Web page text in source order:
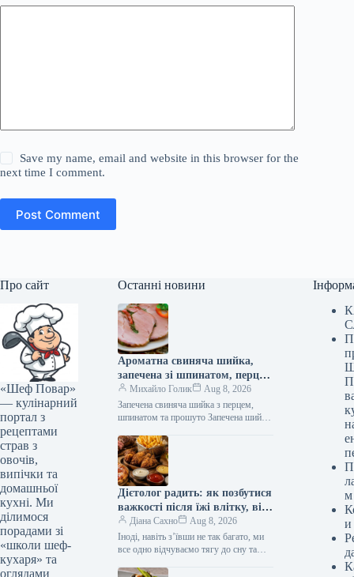
Save my name, email and website in this browser for the
next time I comment.
Post Comment
Про сайт
«Шеф Повар»
— кулінарний
портал з
рецептами
страв з
овочів,
випічки та
домашньої
кухні. Ми
ділимося
порадами зі
«школи шеф-
кухаря» та
оглядами
Останні новини
Ароматна свиняча шийка,
запечена зі шпинатом, перцем
та прошутто: рецепт від
Шефа
Михайло Голик
Aug 8, 2026
Запечена свиняча шийка з перцем,
шпинатом та прошуто Запечена шийка
Запечена свиняча шийка з перцем,…
Дієтолог радить: як позбутися
важкості після їжі влітку, від
яких продуктів варто
відмовитись
Діана Сахно
Aug 8, 2026
Іноді, навіть з’ївши не так багато, ми
все одно відчуваємо тягу до сну та
м
и